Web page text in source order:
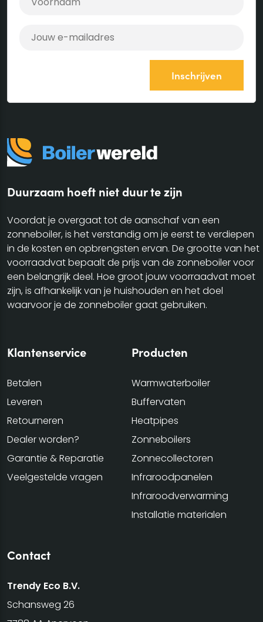
Duurzaam hoeft niet duur te zijn
Voordat je overgaat tot de aanschaf van een
zonneboiler, is het verstandig om je eerst te verdiepen
in de kosten en opbrengsten ervan. De grootte van het
voorraadvat bepaalt de prijs van de zonneboiler voor
een belangrijk deel. Hoe groot jouw voorraadvat moet
zijn, is afhankelijk van je huishouden en het doel
waarvoor je de zonneboiler gaat gebruiken.
Klantenservice
Betalen
Leveren
Retourneren
Dealer worden?
Garantie & Reparatie
Veelgestelde vragen
Producten
Warmwaterboiler
Buffervaten
Heatpipes
Zonneboilers
Zonnecollectoren
Infraroodpanelen
Infraroodverwarming
Installatie materialen
Contact
Trendy Eco B.V.
Schansweg 26